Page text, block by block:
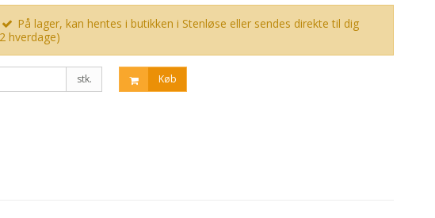
På lager, kan hentes i butikken i Stenløse eller sendes direkte til dig
hverdage)
stk. Køb